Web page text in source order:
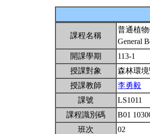
課程名稱
普通植
General
開課學期
113-1
授課對象
森林環
授課教師
李勇毅
課號
LS1011
課程識別碼
B01
班次
02